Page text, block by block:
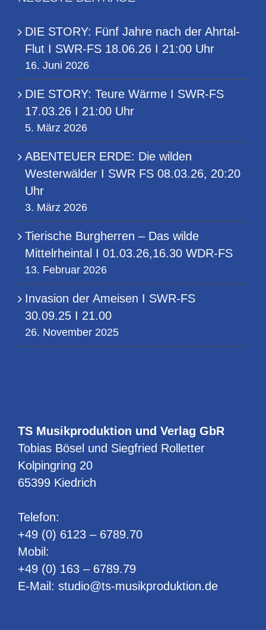
DIE STORY: Fünf Jahre nach der Ahrtal-
Flut I SWR-FS 18.06.26 I 21:00 Uhr
16. Juni 2026
DIE STORY: Teure Wärme I SWR-FS
17.03.26 I 21:00 Uhr
5. März 2026
ABENTEUER ERDE: Die wilden
Westerwälder I SWR FS 08.03.26, 20:20
Uhr
3. März 2026
Tierische Burgherren – Das wilde
Mittelrheintal I 01.03.26,16.30 WDR-FS
13. Februar 2026
Invasion der Ameisen I SWR-FS
30.09.25 I 21.00
26. November 2025
TS Musikproduktion und Verlag GbR
Tobias Bösel und Siegfried Rolletter
Kolpingring 20
65399 Kiedrich
Telefon:
+49 (0) 6123 – 6789.70
Mobil:
+49 (0) 163 – 6789.79
E-Mail: studio@ts-musikproduktion.de